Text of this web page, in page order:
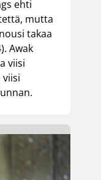
ehti
mutta
takaa
Awak
viisi